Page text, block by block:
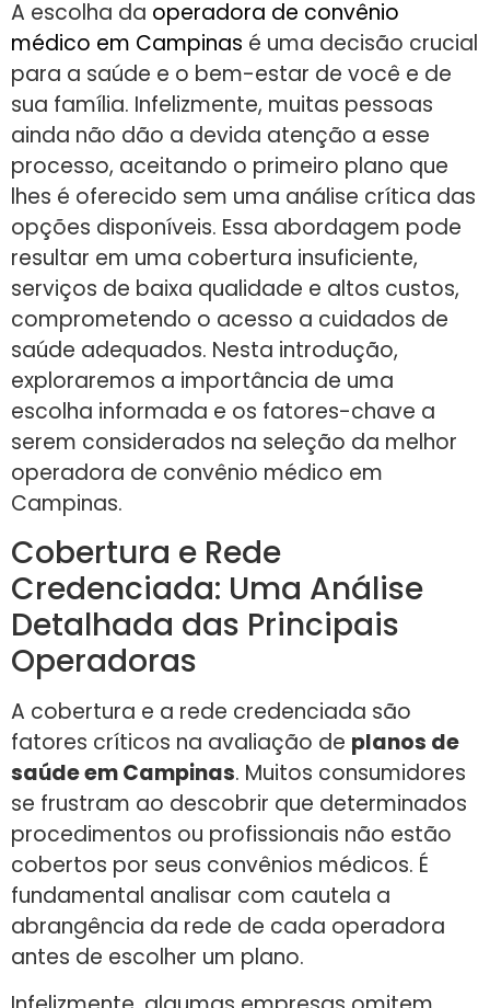
A escolha da operadora de convênio
médico em Campinas é uma decisão crucial
para a saúde e o bem-estar de você e de
sua família. Infelizmente, muitas pessoas
ainda não dão a devida atenção a esse
processo, aceitando o primeiro plano que
lhes é oferecido sem uma análise crítica das
opções disponíveis. Essa abordagem pode
resultar em uma cobertura insuficiente,
serviços de baixa qualidade e altos custos,
comprometendo o acesso a cuidados de
saúde adequados. Nesta introdução,
exploraremos a importância de uma
escolha informada e os fatores-chave a
serem considerados na seleção da melhor
operadora de convênio médico em
Campinas.
Cobertura e Rede
Credenciada: Uma Análise
Detalhada das Principais
Operadoras
A cobertura e a rede credenciada são
fatores críticos na avaliação de planos de
saúde em Campinas. Muitos consumidores
se frustram ao descobrir que determinados
procedimentos ou profissionais não estão
cobertos por seus convênios médicos. É
fundamental analisar com cautela a
abrangência da rede de cada operadora
antes de escolher um plano.